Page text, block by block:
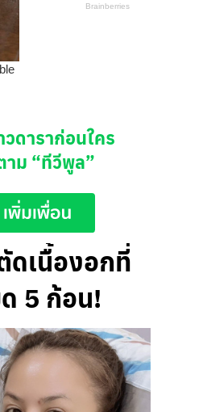
วดาราก่อนใคร
าม “ทีวีพูล”
ดเนื้องอกที่
5 ก้อน!